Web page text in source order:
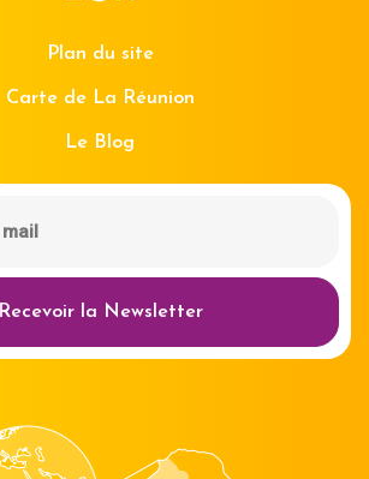
Plan du site
Carte de La Réunion
Le Blog
Recevoir la Newsletter